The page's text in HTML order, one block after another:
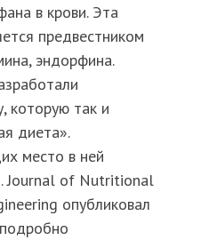
в крови. Эта
предвестником
эндорфина.
которую так и
диета».
место в ней
Journal of Nutritional
опубликовал